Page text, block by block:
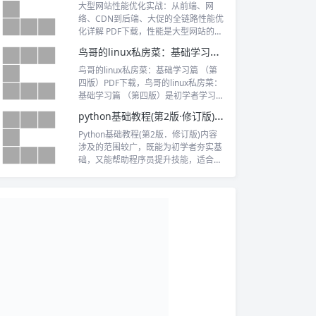
兴趣的非通信专业人士。
大型网站性能优化实战：从前端、网
络、CDN到后端、大促的全链路性能优
化详解 PDF下载，性能是大型网站的一
鸟哥的linux私房菜：基础学习篇 （第四版）PDF下载
鸟哥的linux私房菜：基础学习篇 （第
四版）PDF下载，鸟哥的linux私房菜：
基础学习篇 （第四版）是初学者学习Li
python基础教程(第2版·修订版) PDF下载
Python基础教程(第2版．修订版)内容
涉及的范围较广，既能为初学者夯实基
础，又能帮助程序员提升技能，适合各